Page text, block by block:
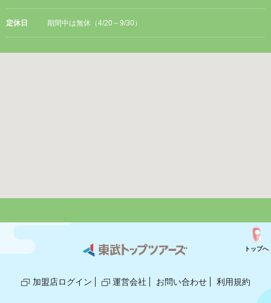
定休日 期間中は無休（4/20～9/30）
加盟店ログイン 運営会社 お問い合わせ 利用規約
トップへ